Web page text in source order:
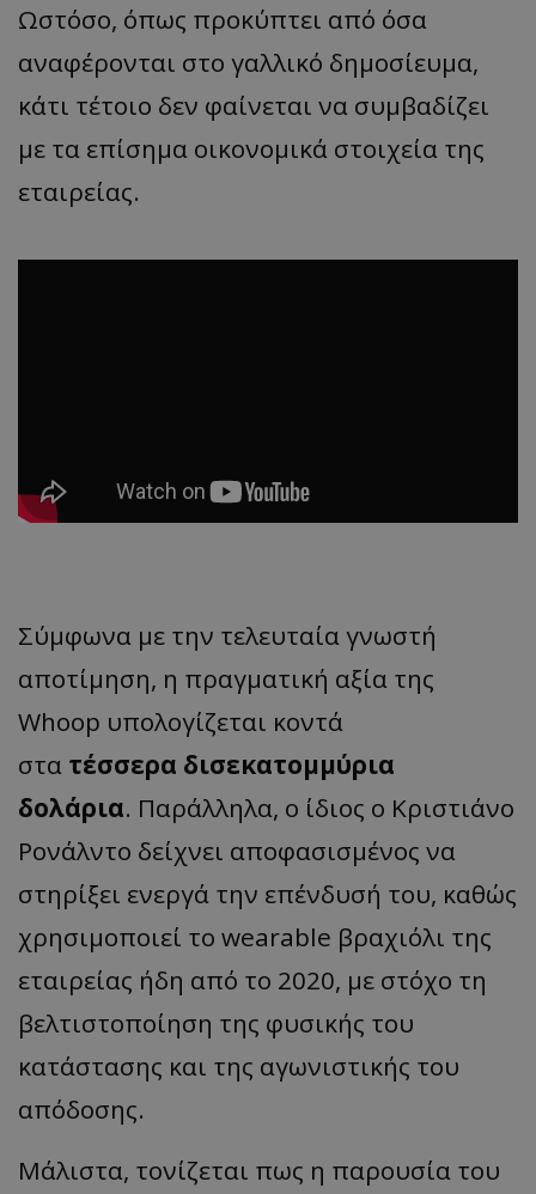
Ωστόσο, όπως προκύπτει από όσα
αναφέρονται στο γαλλικό δημοσίευμα,
κάτι τέτοιο δεν φαίνεται να συμβαδίζει
με τα επίσημα οικονομικά στοιχεία της
εταιρείας.
Σύμφωνα με την τελευταία γνωστή
αποτίμηση, η πραγματική αξία της
Whoop υπολογίζεται κοντά
στα τέσσερα δισεκατομμύρια
δολάρια. Παράλληλα, ο ίδιος ο Κριστιάνο
Ρονάλντο δείχνει αποφασισμένος να
στηρίξει ενεργά την επένδυσή του, καθώς
χρησιμοποιεί το wearable βραχιόλι της
εταιρείας ήδη από το 2020, με στόχο τη
βελτιστοποίηση της φυσικής του
κατάστασης και της αγωνιστικής του
απόδοσης.
Μάλιστα, τονίζεται πως η παρουσία του